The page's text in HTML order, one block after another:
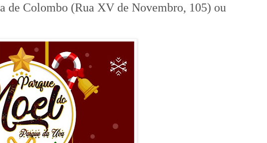
de Colombo (Rua XV de Novembro, 105) ou